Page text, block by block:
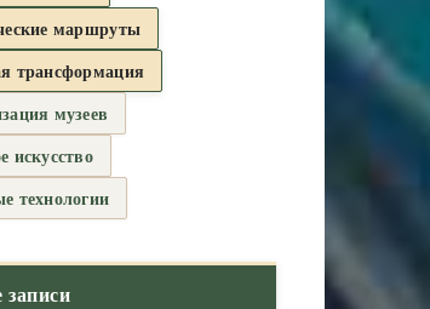
маршруты
трансформация
музеев
искусство
технологии